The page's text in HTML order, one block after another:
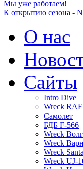
Мы уже работаем!
К открытию сезона -
О нас
Сайты
Intro Dive
Wreck
Самолет
БДБ F-566
Wreck
Wreck
Wreck
Wreck UJ-